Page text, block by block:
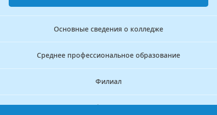
Основные сведения о колледже
Среднее профессиональное образование
Филиал
Дополнительное профессиональное образование